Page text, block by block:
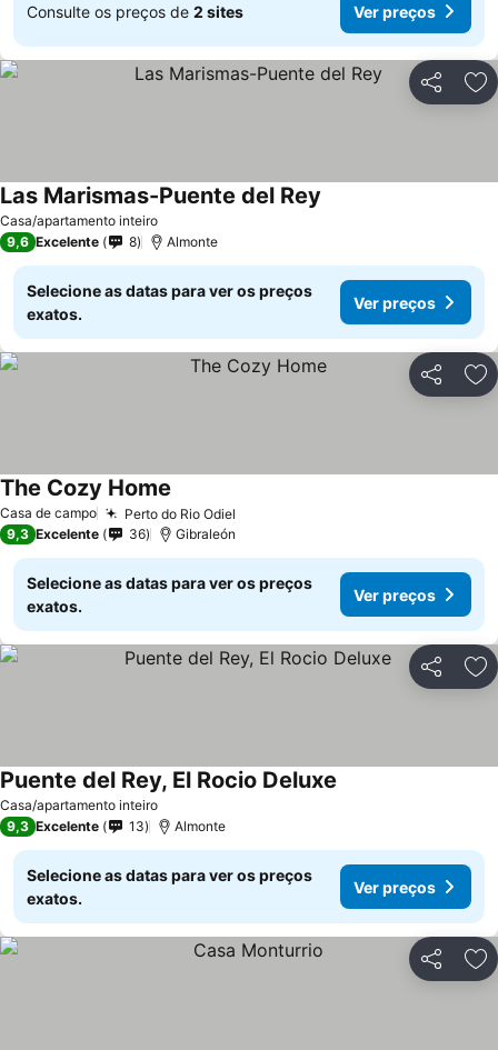
Consulte os preços de 2 sites Ver preços
Partilhar
Casa/apartamento inteiro
Las Marismas-Puente del Rey
9,6 Excelente 8 Almonte
Selecione as datas para ver os preços
exatos.
Ver preços
Partilhar
Casa de campo Perto do Rio Odiel
The Cozy Home
9,3 Excelente 36 Gibraleón
Selecione as datas para ver os preços
exatos.
Ver preços
Partilhar
Casa/apartamento inteiro
Puente del Rey, El Rocio Deluxe
9,3 Excelente 13 Almonte
Selecione as datas para ver os preços
exatos.
Ver preços
Partilhar